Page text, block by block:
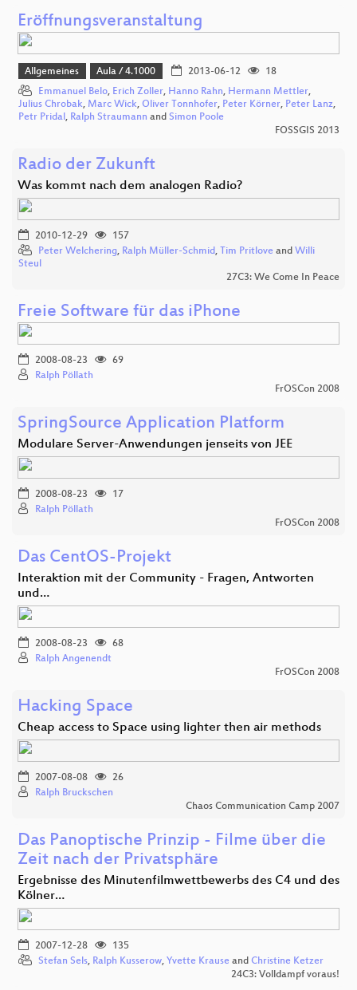
Eröffnungsveranstaltung
Allgemeines Aula / 4.1000 2013-06-12
18
Emmanuel Belo, Erich Zoller, Hanno Rahn, Hermann Mettler,
Julius Chrobak, Marc Wick, Oliver Tonnhofer, Peter Körner, Peter Lanz,
Petr Pridal , Ralph Straumann and Simon Poole
FOSSGIS 2013
Radio der Zukunft
Was kommt nach dem analogen Radio?
2010-12-29
157
Peter Welchering, Ralph Müller-Schmid, Tim Pritlove and Willi
Steul
27C3: We Come In Peace
Freie Software für das iPhone
2008-08-23
69
Ralph Pöllath
FrOSCon 2008
SpringSource Application Platform
Modulare Server-Anwendungen jenseits von JEE
2008-08-23
17
Ralph Pöllath
FrOSCon 2008
Das CentOS-Projekt
Interaktion mit der Community - Fragen, Antworten
und…
2008-08-23
68
Ralph Angenendt
FrOSCon 2008
Hacking Space
Cheap access to Space using lighter then air methods
2007-08-08
26
Ralph Bruckschen
Chaos Communication Camp 2007
Das Panoptische Prinzip - Filme über die
Zeit nach der Privatsphäre
Ergebnisse des Minutenfilmwettbewerbs des C4 und des
Kölner…
2007-12-28
135
Stefan Sels, Ralph Kusserow, Yvette Krause and Christine Ketzer
24C3: Volldampf voraus!